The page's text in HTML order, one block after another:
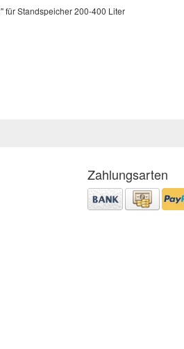
für Standspeicher 200-400 Liter
Zahlungsarten